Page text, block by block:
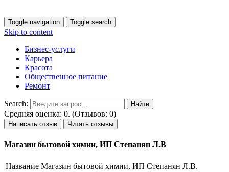
Toggle navigation Toggle search
Skip to content
Бизнес-услуги
Карьера
Красота
Общественное питание
Ремонт
Search:
Средняя оценка: 0. (Отзывов: 0)
Написать отзыв Читать отзывы
Магазин бытовой химии, ИП Степанян Л.В
Название Магазин бытовой химии, ИП Степанян Л.В.